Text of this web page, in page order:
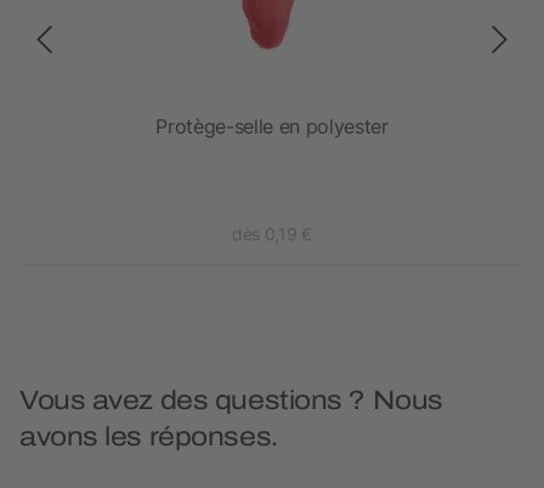
Protège-selle en polyester
dès 0,19 €
Vous avez des questions ? Nous
avons les réponses.